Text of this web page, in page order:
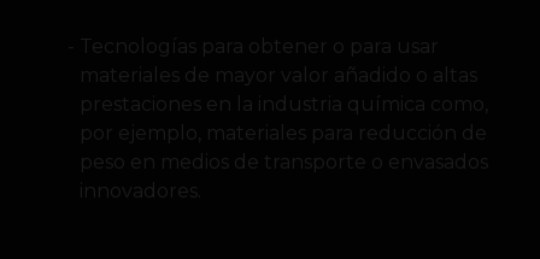
Tecnologías para obtener o para usar
materiales de mayor valor añadido o altas
prestaciones en la industria química como,
por ejemplo, materiales para reducción de
peso en medios de transporte o envasados
innovadores.